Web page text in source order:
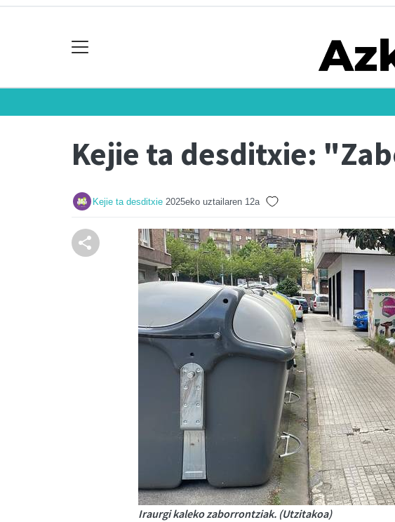
Kejie ta desditxie:
Kejie ta desditxie 2025eko uztailaren 12a
Iraurgi kaleko zaborrontziak. (Utzitakoa)